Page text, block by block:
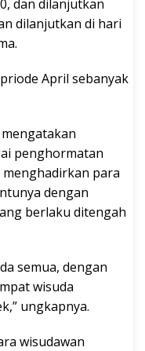
dan dilanjutkan
dilanjutkan di hari
April sebanyak
penghormatan
para
dengan
berlaku ditengah
semua, dengan
wisuda
ungkapnya.
wisudawan